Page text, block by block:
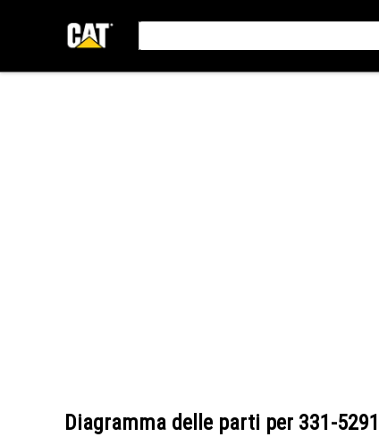
Diagramma delle parti per 331-5291